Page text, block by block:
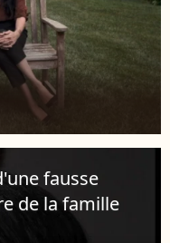
fausse
de la famille